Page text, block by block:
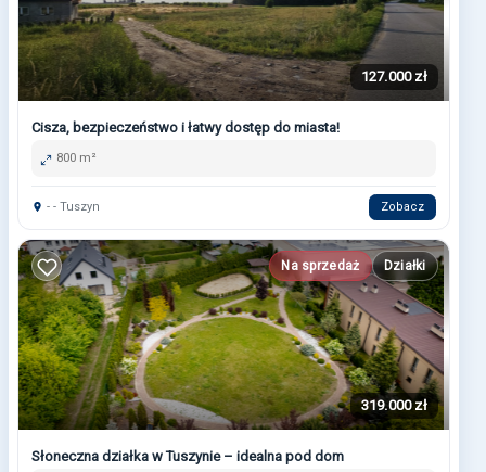
127.000 zł
Cisza, bezpieczeństwo i łatwy dostęp do miasta!
800 m²
- - Tuszyn Zobacz
Na sprzedaż Działki
319.000 zł
Słoneczna działka w Tuszynie – idealna pod dom